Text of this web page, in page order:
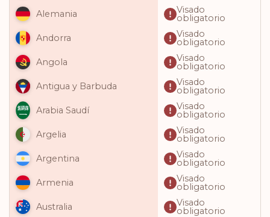
Alemania
Visado
obligatorio
Andorra
Visado
obligatorio
Angola
Visado
obligatorio
Antigua y Barbuda
Visado
obligatorio
Arabia Saudí
Visado
obligatorio
Argelia
Visado
obligatorio
Argentina
Visado
obligatorio
Armenia
Visado
obligatorio
Australia
Visado
obligatorio